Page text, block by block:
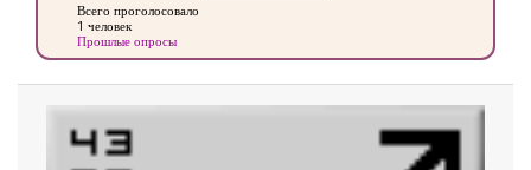
Всего проголосовало
1 человек
Прошлые опросы